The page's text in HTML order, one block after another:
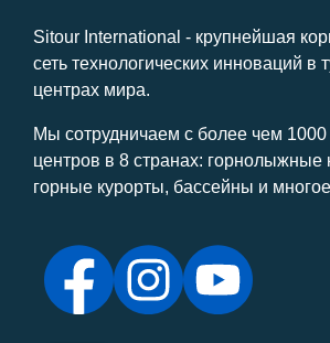
Sitour International - крупнейшая
сеть технологических инноваций в
центрах мира.
Мы сотрудничаем с более чем 1000
центров в 8 странах: горнолыжные
горные курорты, бассейны и